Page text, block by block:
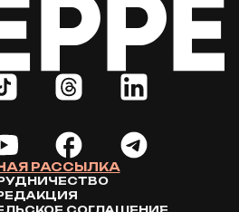
РАССЫЛКА